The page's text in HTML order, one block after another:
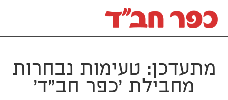
מתעדכן: טעימות נבחרות
מחבילת 'כפר חב"ד'